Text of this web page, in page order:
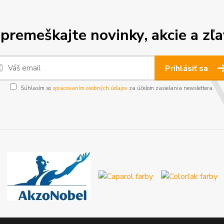
novinky, akcie a
Prihlásiť sa
Súhlasím so spracovaním osobných údajov za účelom zasielania newslettera.